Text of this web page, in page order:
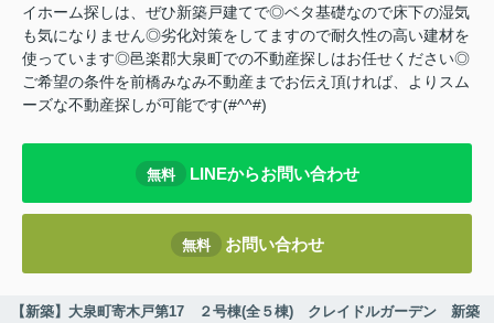
イホーム探しは、ぜひ新築戸建てで◎ベタ基礎なので床下の湿気
も気になりません◎劣化対策をしてますので耐久性の高い建材を
使っています◎邑楽郡大泉町での不動産探しはお任せください◎
ご希望の条件を前橋みなみ不動産までお伝え頂ければ、よりスム
ーズな不動産探しが可能です(#^^#)
無料 LINEからお問い合わせ
無料 お問い合わせ
【新築】大泉町寄木戸第17 ２号棟(全５棟) クレイドルガーデン 新築